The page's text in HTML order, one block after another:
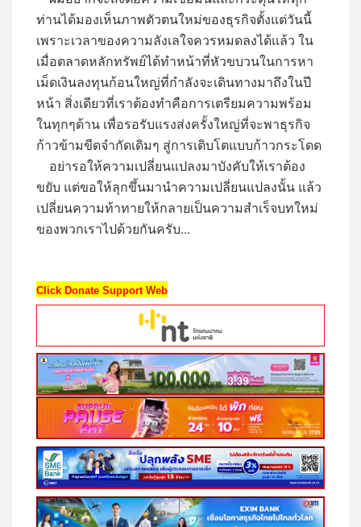
ท่านได้มองเห็นภาพตัวตนใหม่ของธุรกิจตั้งแต่วันนี้
เพราะเวลาของความลังเลใจควรหมดลงได้แล้ว ใน
เมื่อตลาดหลักทรัพย์ได้ทำหน้าที่หัวขบวนในการหา
เม็ดเงินลงทุนก้อนใหญ่ที่กำลังจะเดินทางมาถึงในปี
หน้า สิ่งเดียวที่เราต้องทำคือการเตรียมความพร้อม
ในทุกๆด้าน เพื่อรอรับแรงส่งครั้งใหญ่ที่จะพาธุรกิจ
ก้าวข้ามขีดจำกัดเดิมๆ สู่การเติบโตแบบก้าวกระโดด
อย่ารอให้ความเปลี่ยนแปลงมาบังคับให้เราต้อง
ขยับ แต่ขอให้ลุกขึ้นมานำความเปลี่ยนแปลงนั้น แล้ว
เปลี่ยนความท้าทายให้กลายเป็นความสำเร็จบทใหม่
ของพวกเราไปด้วยกันครับ...
Click Donate Support Web